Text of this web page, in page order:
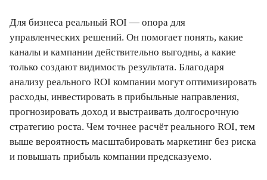
Для бизнеса реальный ROI — опора для
управленческих решений. Он помогает понять, какие
каналы и кампании действительно выгодны, а какие
только создают видимость результата. Благодаря
анализу реального ROI компании могут оптимизировать
расходы, инвестировать в прибыльные направления,
прогнозировать доход и выстраивать долгосрочную
стратегию роста. Чем точнее расчёт реального ROI, тем
выше вероятность масштабировать маркетинг без риска
и повышать прибыль компании предсказуемо.